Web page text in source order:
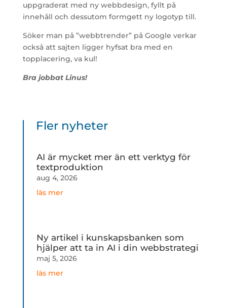
uppgraderat med ny webbdesign, fyllt på
innehåll och dessutom formgett ny logotyp till.
Söker man på ”webbtrender” på Google verkar
också att sajten ligger hyfsat bra med en
topplacering, va kul!
Bra jobbat Linus!
Fler nyheter
AI är mycket mer än ett verktyg för
textproduktion
aug 4, 2026
läs mer
Ny artikel i kunskapsbanken som
hjälper att ta in AI i din webbstrategi
maj 5, 2026
läs mer